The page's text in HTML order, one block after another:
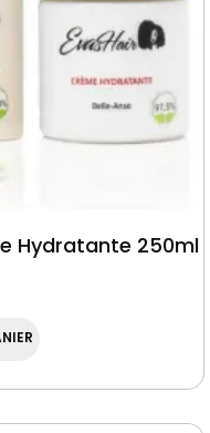
Hydratante 250ml